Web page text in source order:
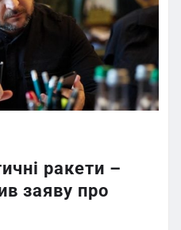
ракети –
заяву про